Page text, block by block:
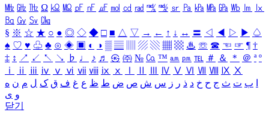
㎒ ㎓ ㎔ Ω ㏀ ㏁ ㎊ ㎋ ㎌ ㏖ ㏅ ㎭ ㎮ ㎯ ㏛ ㎩ ㎪ ㎫ ㎬ ㏝ ㏐
㏓
㏃ ㏉ ㏜ ㏆
§ ※ ☆ ★ ○ ● ◎ ◇ ◆ □ ■ △ ▽ → ← ↑ ↓ ↔ 〓 ◁ ◀ ▷ ▶ ♤
♠ ♡ ♥ ♧ ♣ ⊙ ◈ ▣ ◐ ◑ ▒ ▤ ▨ ▧ ▦ ▩ ♨ ☏ ☎ ☜ ☞ ¶ †
‡ ↕ ↗ ↙ ↖ ↘ ♭ ♩ ♪ ♬ ㉿ ㈜ № ㏇ ™ ㏂ ㏘ ℡ ＃ ＆ ＊ ＠ ª º
ⅰ
ⅱ ⅲ ⅳ ⅴ ⅵ ⅶ ⅷ ⅸ ⅹ Ⅳ Ⅴ Ⅵ Ⅶ Ⅷ Ⅸ Ⅹ
ب ت ث ج ح خ د ذ ر ز س ش ص ض ط ظ ع غ ف ق ک ل م ن ه
و ی
닫기